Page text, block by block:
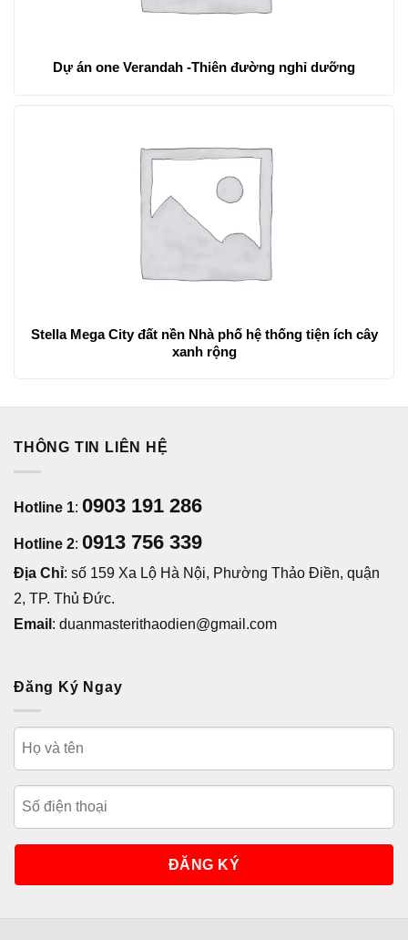
Dự án one Verandah -Thiên đường nghỉ dưỡng
Stella Mega City đất nền Nhà phố hệ thống tiện ích cây
xanh rộng
THÔNG TIN LIÊN HỆ
Hotline 1: 0903 191 286
Hotline 2: 0913 756 339
Địa Chỉ: số 159 Xa Lộ Hà Nội, Phường Thảo Điền, quận
2, TP. Thủ Đức.
Email : duanmasterithaodien@gmail.com
Đăng Ký Ngay